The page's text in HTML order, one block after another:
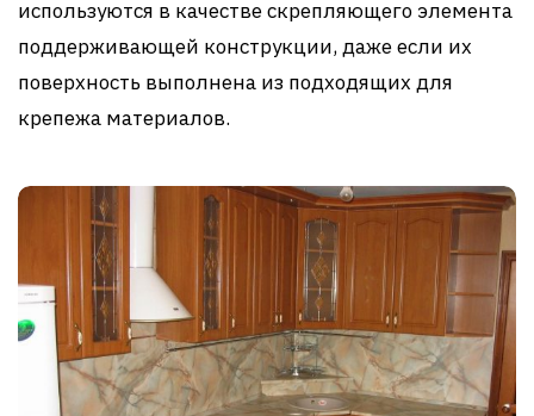
используются в качестве скрепляющего элемента
поддерживающей конструкции, даже если их
поверхность выполнена из подходящих для
крепежа материалов.